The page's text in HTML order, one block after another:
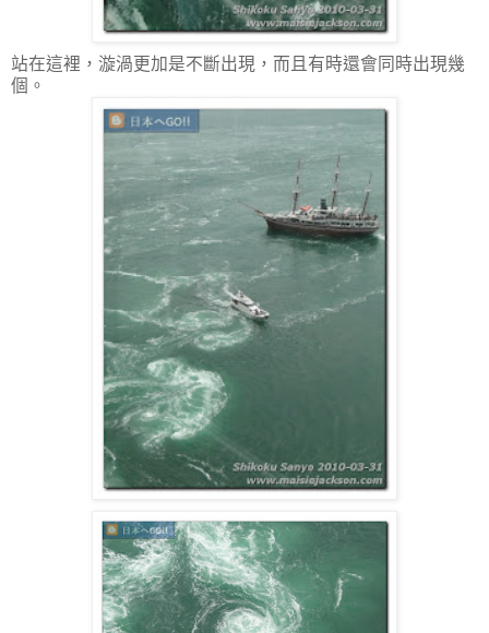
站在這裡，漩渦更加是不斷出現，而且有時還會同時出現幾
個。